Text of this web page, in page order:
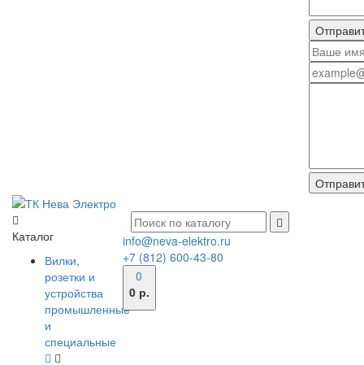
Каталог
Вилки,
розетки и
устройства
промышленные
и
специальные
info@neva-elektro.ru
+7 (812) 600-43-80
0
0 р.